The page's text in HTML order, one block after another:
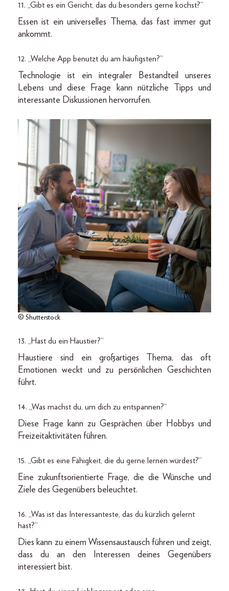
11. „Gibt es ein Gericht, das du besonders gerne kochst?“
Essen ist ein universelles Thema, das fast immer gut
ankommt.
12. „Welche App benutzt du am häufigsten?“
Technologie ist ein integraler Bestandteil unseres
Lebens und diese Frage kann nützliche Tipps und
interessante Diskussionen hervorrufen.
© Shutterstock
13. „Hast du ein Haustier?“
Haustiere sind ein großartiges Thema, das oft
Emotionen weckt und zu persönlichen Geschichten
führt.
14. „Was machst du, um dich zu entspannen?“
Diese Frage kann zu Gesprächen über Hobbys und
Freizeitaktivitäten führen.
15. „Gibt es eine Fähigkeit, die du gerne lernen würdest?“
Eine zukunftsorientierte Frage, die die Wünsche und
Ziele des Gegenübers beleuchtet.
16. „Was ist das Interessanteste, das du kürzlich gelernt
hast?“
Dies kann zu einem Wissensaustausch führen und zeigt,
dass du an den Interessen deines Gegenübers
interessiert bist.